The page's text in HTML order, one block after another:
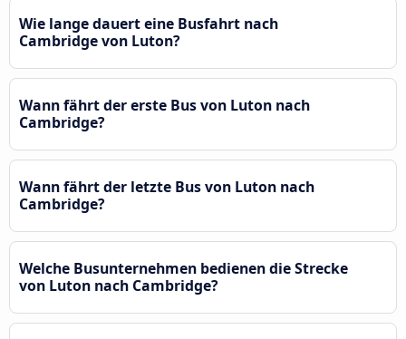
Wie lange dauert eine Busfahrt nach
Cambridge von Luton?
Wann fährt der erste Bus von Luton nach
Cambridge?
Wann fährt der letzte Bus von Luton nach
Cambridge?
Welche Busunternehmen bedienen die Strecke
von Luton nach Cambridge?